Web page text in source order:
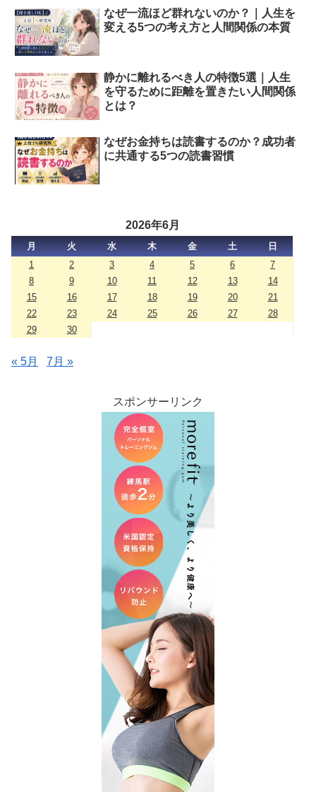
なぜ一流ほど群れないのか？｜人生を
変える5つの考え方と人間関係の本質
静かに離れるべき人の特徴5選｜人生
を守るために距離を置きたい人間関係
とは？
なぜお金持ちは読書するのか？成功者
に共通する5つの読書習慣
2026年6月
月 火 水 木 金 土
日
1
2 3 4 5 6
7
8
9 10 11 12 13
14
15
16 17 18 19 20
21
22
23 24 25 26 27
28
29
30
« 5月 7月 »
スポンサーリンク